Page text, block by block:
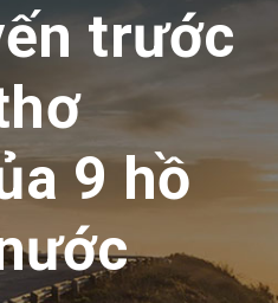
trước
9 hồ